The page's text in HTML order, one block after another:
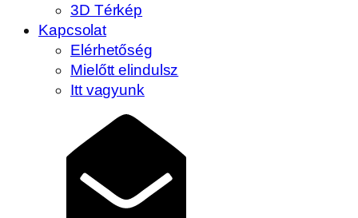
3D Térkép
Kapcsolat
Elérhetőség
Mielőtt elindulsz
Itt vagyunk